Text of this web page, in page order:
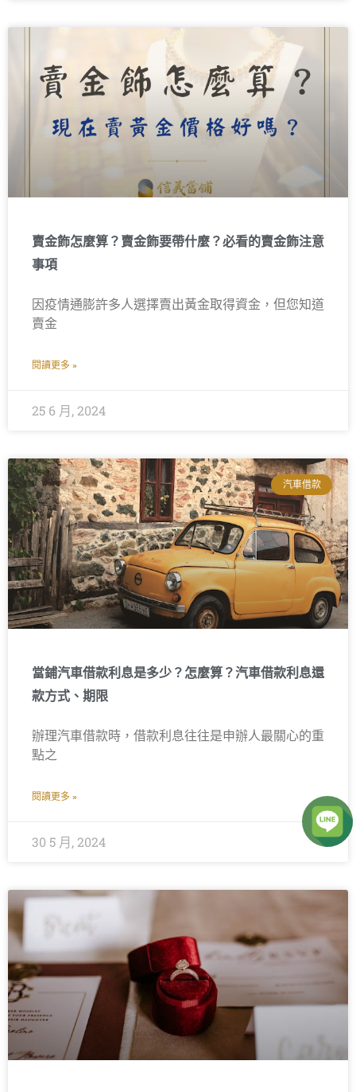
賣金飾怎麼算？賣金飾要帶什麼？必看的賣金飾注意
事項
因疫情通膨許多人選擇賣出黃金取得資金，但您知道
賣金
閱讀更多 »
25 6 月, 2024
汽車借款
當鋪汽車借款利息是多少？怎麼算？汽車借款利息還
款方式、期限
辦理汽車借款時，借款利息往往是申辦人最關心的重
點之
閱讀更多 »
30 5 月, 2024